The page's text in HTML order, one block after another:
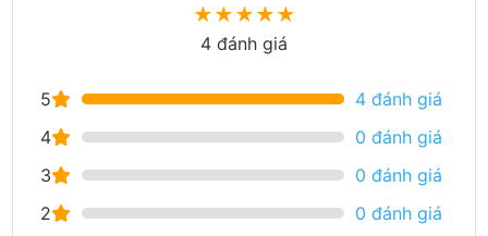
★★★★★
4 đánh giá
5
4 đánh giá
4
0 đánh giá
3
0 đánh giá
2
0 đánh giá